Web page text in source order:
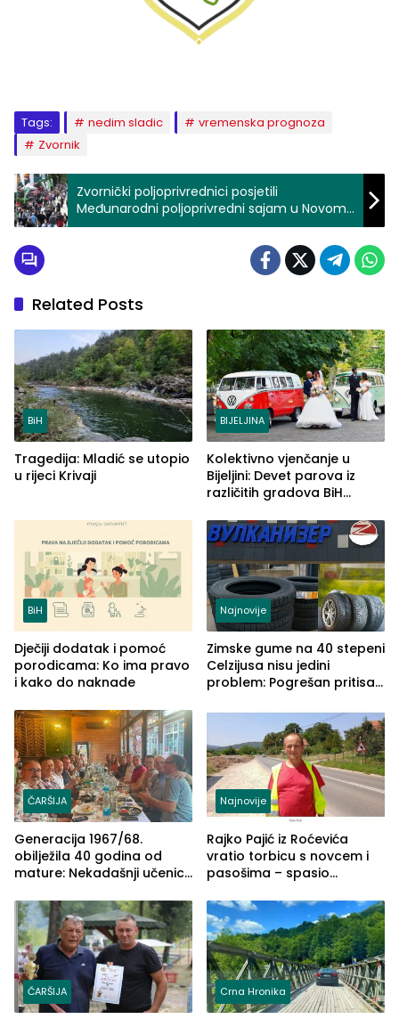
Tags: nedim sladic
vremenska prognoza
Zvornik
Zvornički poljoprivrednici posjetili
Međunarodni poljoprivredni sajam u Novom
Sadu (FOTO)
Related Posts
BiH
Tragedija: Mladić se utopio
u rijeci Krivaji
BIJELJINA
Kolektivno vjenčanje u
Bijeljini: Devet parova iz
različitih gradova BiH
BiH
Dječiji dodatak i pomoć
porodicama: Ko ima pravo
i kako do naknade
Najnovije
Zimske gume na 40 stepeni
Celzijusa nisu jedini
problem: Pogrešan pritisak
ČARŠIJA
Generacija 1967/68.
obilježila 40 godina od
mature: Nekadašnji učenici
(FOTO)
Najnovije
Rajko Pajić iz Roćevića
vratio torbicu s novcem i
pasošima – spasio
Grčkoj
ČARŠIJA Crna Hronika